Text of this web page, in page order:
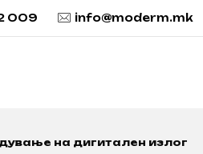
009 info@moderm.mk
на дигитален излог